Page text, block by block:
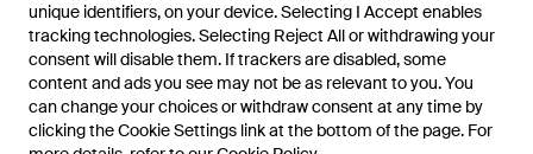
unique identifiers, on your device. Selecting I Accept enables
tracking technologies. Selecting Reject All or withdrawing your
consent will disable them. If trackers are disabled, some
content and ads you see may not be as relevant to you. You
can change your choices or withdraw consent at any time by
clicking the Cookie Settings link at the bottom of the page. For
Prima disponibile presso:GIGLIO.COM